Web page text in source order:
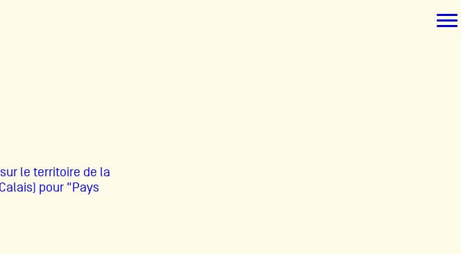
vidéos
le territoire de la
pour "Pays